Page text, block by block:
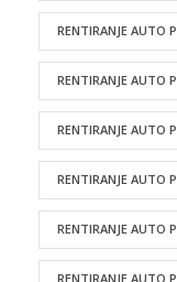
RENTIRANJE AUTO
RENTIRANJE AUTO
RENTIRANJE AUTO
RENTIRANJE AUTO
RENTIRANJE AUTO
RENTIRANJE AUTO